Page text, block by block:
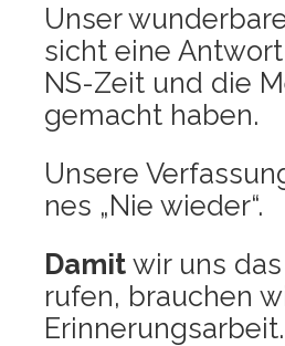
Unser
sicht eine
NS-Zeit und die
gemacht haben.
Unse­re
nes „Nie wieder“.
Damit wir uns
rufen, brau­chen
Erinnerungsarbeit.